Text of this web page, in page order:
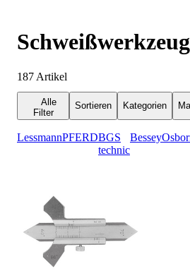
187 Artikel
Alle
Filter
Sortieren Kategorien
LessmannPFERDBGS
technic
Bessey